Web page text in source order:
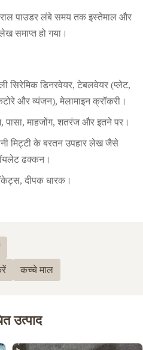
पाउडर लंबे समय तक इस्तेमाल और
समाप्त हो गया।
सिरेमिक डिनरवेयर, टेबलवेयर (प्लेट,
और व्यंजन), मेलामाइन क्रॉकरी।
पासा, माहजोंग, शतरंज और इतने पर।
मिट्टी के बरतन उपहार लेख जैसे
ढक्कन।
दीपक धारक।
कच्चे माल
उत्पाद